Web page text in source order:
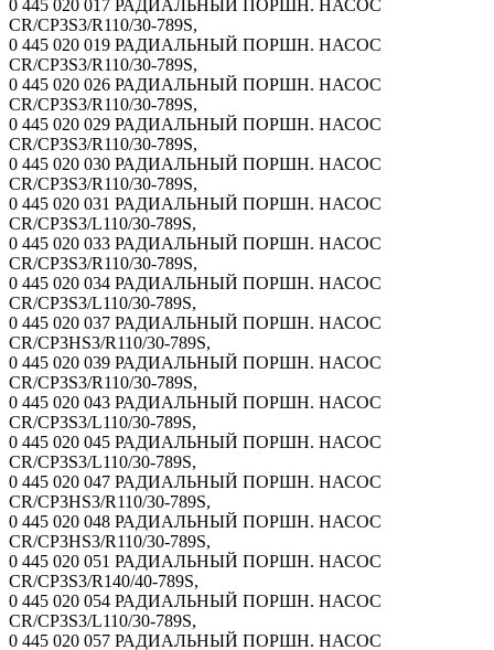
0 445 020 017 РАДИАЛЬНЫЙ ПОРШН. НАСОС
CR/CP3S3/R110/30-789S,
0 445 020 019 РАДИАЛЬНЫЙ ПОРШН. НАСОС
CR/CP3S3/R110/30-789S,
0 445 020 026 РАДИАЛЬНЫЙ ПОРШН. НАСОС
CR/CP3S3/R110/30-789S,
0 445 020 029 РАДИАЛЬНЫЙ ПОРШН. НАСОС
CR/CP3S3/R110/30-789S,
0 445 020 030 РАДИАЛЬНЫЙ ПОРШН. НАСОС
CR/CP3S3/R110/30-789S,
0 445 020 031 РАДИАЛЬНЫЙ ПОРШН. НАСОС
CR/CP3S3/L110/30-789S,
0 445 020 033 РАДИАЛЬНЫЙ ПОРШН. НАСОС
CR/CP3S3/R110/30-789S,
0 445 020 034 РАДИАЛЬНЫЙ ПОРШН. НАСОС
CR/CP3S3/L110/30-789S,
0 445 020 037 РАДИАЛЬНЫЙ ПОРШН. НАСОС
CR/CP3HS3/R110/30-789S,
0 445 020 039 РАДИАЛЬНЫЙ ПОРШН. НАСОС
CR/CP3S3/R110/30-789S,
0 445 020 043 РАДИАЛЬНЫЙ ПОРШН. НАСОС
CR/CP3S3/L110/30-789S,
0 445 020 045 РАДИАЛЬНЫЙ ПОРШН. НАСОС
CR/CP3S3/L110/30-789S,
0 445 020 047 РАДИАЛЬНЫЙ ПОРШН. НАСОС
CR/CP3HS3/R110/30-789S,
0 445 020 048 РАДИАЛЬНЫЙ ПОРШН. НАСОС
CR/CP3HS3/R110/30-789S,
0 445 020 051 РАДИАЛЬНЫЙ ПОРШН. НАСОС
CR/CP3S3/R140/40-789S,
0 445 020 054 РАДИАЛЬНЫЙ ПОРШН. НАСОС
CR/CP3S3/L110/30-789S,
0 445 020 057 РАДИАЛЬНЫЙ ПОРШН. НАСОС